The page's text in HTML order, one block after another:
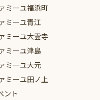
ミーユ福浜町
ミーユ青江
ミーユ大雲寺
ミーユ津島
ミーユ大元
ミーユ田ノ上
ント